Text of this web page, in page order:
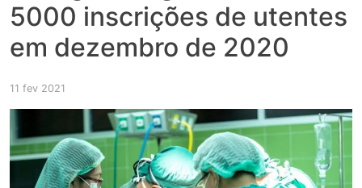
5000 inscrições de utentes
em dezembro de 2020
11 fev 2021